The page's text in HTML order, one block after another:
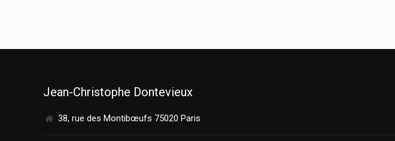
Jean-Christophe Dontevieux
38, rue des Montibœufs 75020 Paris